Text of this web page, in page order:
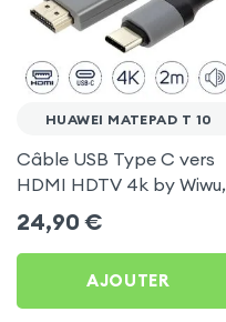
HUAWEI MATEPAD T 10
Câble USB Type C vers
HDMI HDTV 4k by Wiwu,
2 mètres - Noir pour
Huawei MatePad T 10
24,90 €
AJOUTER